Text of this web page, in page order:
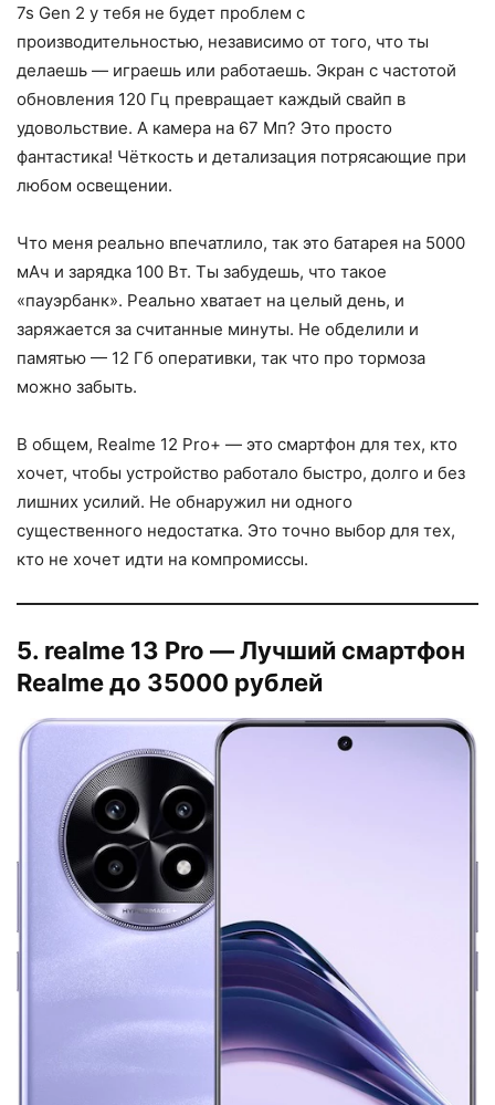
7s Gen 2 у тебя не будет проблем с
производительностью, независимо от того, что ты
делаешь — играешь или работаешь. Экран с частотой
обновления 120 Гц превращает каждый свайп в
удовольствие. А камера на 67 Мп? Это просто
фантастика! Чёткость и детализация потрясающие при
любом освещении.
Что меня реально впечатлило, так это батарея на 5000
мАч и зарядка 100 Вт. Ты забудешь, что такое
«пауэрбанк». Реально хватает на целый день, и
заряжается за считанные минуты. Не обделили и
памятью — 12 Гб оперативки, так что про тормоза
можно забыть.
В общем, Realme 12 Pro+ — это смартфон для тех, кто
хочет, чтобы устройство работало быстро, долго и без
лишних усилий. Не обнаружил ни одного
существенного недостатка. Это точно выбор для тех,
кто не хочет идти на компромиссы.
5. realme 13 Pro — Лучший смартфон
Realme до 35000 рублей